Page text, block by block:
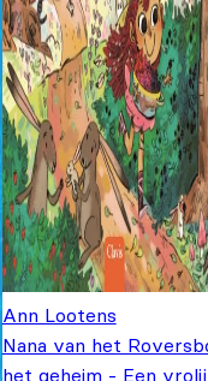
Ann Lootens
Nana van het
het geheim - Een